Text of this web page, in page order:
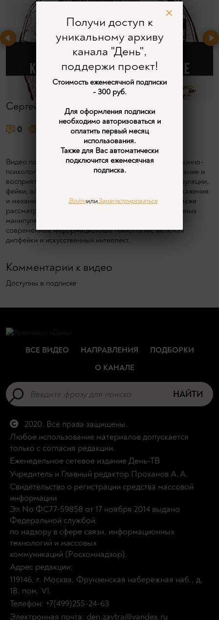
Сергей Сопелев
0 11
Видео посвящено анализу когнитивных и информационно-
психологических войн, их влиянию на массовое сознание и
восприятие реальности. Обсуждаются методы манипуляции,
фейки, алгоритмы социальных сетей, когнитивные искажения
и механизмы управления общественным мнением. Также
рассматриваются примеры исторических и современных
манипуляций, работа разведывательных структур и
современные информационные технологии, включая
дипфейки и искусственный интеллект.
Комментарии к видео
Доступны в подписке
ВСЕ ВИДЕО НАПРАВЛЕНИЯ
ПОДБОРКИ
О КАНАЛЕ
НАЙТИ
2020. Все права защищены.
Любое использование материалов допускается
только с согласия редакции.
Еженедельное сетевое издание День-ТВ
Учредитель и Главный редактор Проханов А.А.
Свидетельство о регистрации средства массовой
информации
Эл No ФС77-59858 от 17 ноября 2014 выдано
Федеральной службой
по надзору в сфере связи, информационных
технологий и массовых
коммуникаций (Роскомнадзор).
Адрес редакции:
119146, г. Москва, Фрунзенская набережная наб., д.
18, пом. VI.
Телефон: +7(499)255-24-63
Электронная почта: den.zavtra@yandex.ru
Получи доступ к
уникальному архиву
канала "День",
поддержи проект!
Стоимость ежемесячной подписки
- 300 руб.
Для оформления подписки
необходимо авторизоваться и
оплатить первый месяц
использования.
Также для Вас автоматически
подключится ежемесячная
подписка.
ВойтиилиЗарегистрироваться